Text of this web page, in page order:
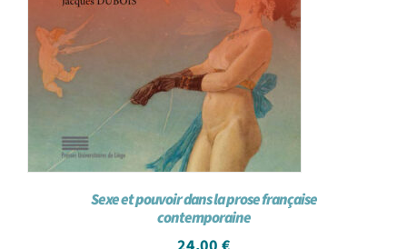
Sexe et pouvoir dans la prose française
contemporaine